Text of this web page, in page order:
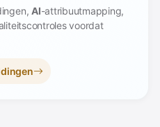
AI-attribuutmapping,
voordat